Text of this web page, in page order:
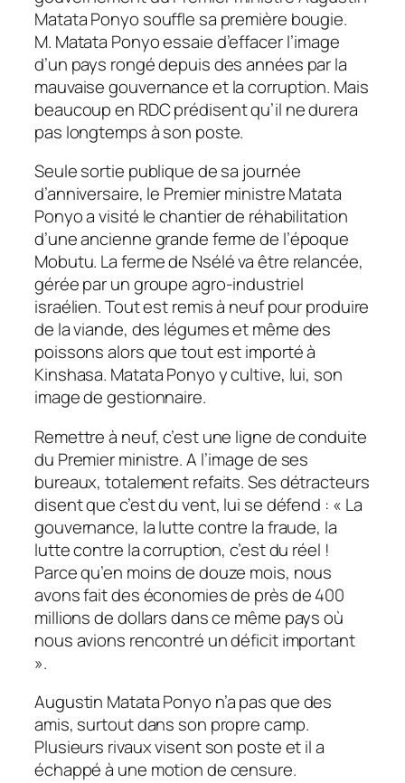
Matata Ponyo souffle sa première bougie.
M. Matata Ponyo essaie d’effacer l’image
d’un pays rongé depuis des années par la
mauvaise gouvernance et la corruption. Mais
beaucoup en RDC prédisent qu’il ne durera
pas longtemps à son poste.
Seule sortie publique de sa journée
d’anniversaire, le Premier ministre Matata
Ponyo a visité le chantier de réhabilitation
d’une ancienne grande ferme de l’époque
Mobutu. La ferme de Nsélé va être relancée,
gérée par un groupe agro-industriel
israélien. Tout est remis à neuf pour produire
de la viande, des légumes et même des
poissons alors que tout est importé à
Kinshasa. Matata Ponyo y cultive, lui, son
image de gestionnaire.
Remettre à neuf, c’est une ligne de conduite
du Premier ministre. A l’image de ses
bureaux, totalement refaits. Ses détracteurs
disent que c’est du vent, lui se défend : « La
gouvernance, la lutte contre la fraude, la
lutte contre la corruption, c’est du réel !
Parce qu’en moins de douze mois, nous
avons fait des économies de près de 400
millions de dollars dans ce même pays où
nous avions rencontré un déficit important
».
Augustin Matata Ponyo n’a pas que des
amis, surtout dans son propre camp.
Plusieurs rivaux visent son poste et il a
échappé à une motion de censure.